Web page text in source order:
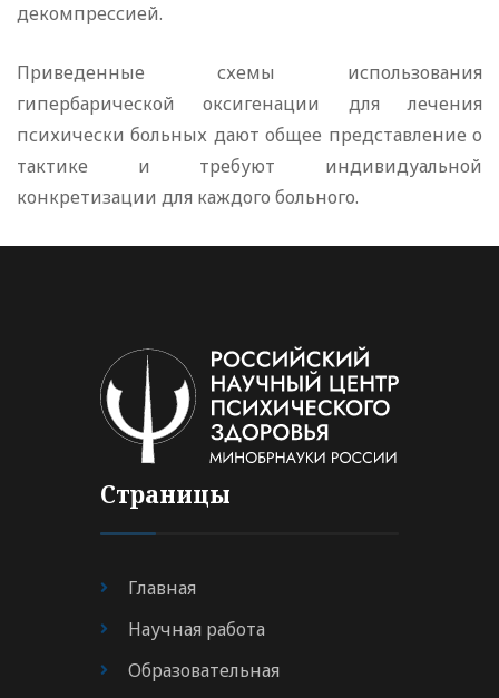
декомпрессией.
Приведенные схемы использования
гипербарической оксигенации для лечения
психически больных дают общее представление о
тактике и требуют индивидуальной
конкретизации для каждого больного.
Страницы
Главная
Научная работа
Образовательная